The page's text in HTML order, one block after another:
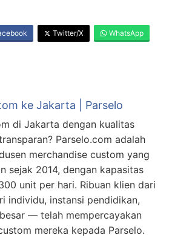
Twitter/X WhatsApp
ke Jakarta | Parselo
di Jakarta dengan kualitas
Parselo.com adalah
merchandise custom yang
sejak 2014, dengan kapasitas
unit per hari. Ribuan klien dari
individu, instansi pendidikan,
— telah mempercayakan
mereka kepada Parselo.